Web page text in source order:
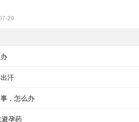
29
汗
，怎么办
孕药